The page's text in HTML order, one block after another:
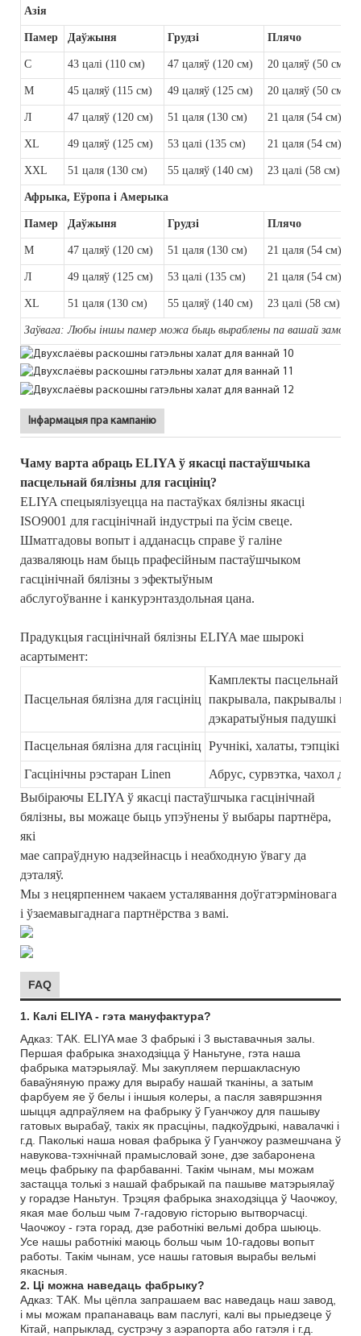
Азія
Памер Даўжыня Грудзі Плячо
С 43 цалі (110 см) 47 цаляў (120 см) 20 цаляў (50 см)
М 45 цаляў (115 см) 49 цаляў (125 см) 20 цаляў (50 см)
Л 47 цаляў (120 см) 51 цаля (130 см) 21 цаля (54 см)
XL 49 цаляў (125 см) 53 цалі (135 см) 21 цаля (54 см)
XXL 51 цаля (130 см) 55 цаляў (140 см) 23 цалі (58 см)
Афрыка, Еўропа і Амерыка
Памер Даўжыня Грудзі Плячо
М 47 цаляў (120 см) 51 цаля (130 см) 21 цаля (54 см)
Л 49 цаляў (125 см) 53 цалі (135 см) 21 цаля (54 см)
XL 51 цаля (130 см) 55 цаляў (140 см) 23 цалі (58 см)
Заўвага: Любы іншы памер можа быць выраблены па вашай замове.
Інфармацыя пра кампанію
Чаму варта абраць ELIYA ў якасці пастаўшчыка
пасцельнай бялізны для гасцініц?
ELIYA спецыялізуецца на пастаўках бялізны якасці
ISO9001 для гасцінічнай індустрыі па ўсім свеце.
Шматгадовы вопыт і адданасць справе ў галіне
дазваляюць нам быць прафесійным пастаўшчыком
гасцінічнай бялізны з эфектыўным
абслугоўванне і канкурэнтаздольная цана.
Прадукцыя гасцінічнай бялізны ELIYA мае шырокі
асартымент:
Пасцельная бялізна для гасцініц
Камплекты пасцельнай
пакрывала, пакрывалы на
дэкаратыўныя падушкі
Пасцельная бялізна для гасцініц Ручнікі, халаты, тэпцікі
Гасцінічны рэстаран Linen
Абрус, сурвэтка, чахол для
Выбіраючы ELIYA ў якасці пастаўшчыка гасцінічнай
бялізны, вы можаце быць упэўнены ў выбары партнёра,
які
мае сапраўдную надзейнасць і неабходную ўвагу да
дэталяў.
Мы з нецярпеннем чакаем усталявання доўгатэрміновага
і ўзаемавыгаднага партнёрства з вамі.
FAQ
1. Калі ELIYA - гэта мануфактура?
Адказ: ТАК. ELIYA мае 3 фабрыкі і 3 выставачныя залы.
Першая фабрыка знаходзіцца ў Наньтуне, гэта наша
фабрыка матэрыялаў. Мы закупляем першакласную
баваўняную пражу для вырабу нашай тканіны, а затым
фарбуем яе ў белы і іншыя колеры, а пасля завяршэння
шыцця адпраўляем на фабрыку ў Гуанчжоу для пашыву
гатовых вырабаў, такіх як прасціны, падкоўдрыкі, навалачкі і
г.д. Паколькі наша новая фабрыка ў Гуанчжоу размешчана ў
навукова-тэхнічнай прамысловай зоне, дзе забаронена
мець фабрыку па фарбаванні. Такім чынам, мы можам
застацца толькі з нашай фабрыкай па пашыве матэрыялаў
у горадзе Наньтун. Трэцяя фабрыка знаходзіцца ў Чаочжоу,
якая мае больш чым 7-гадовую гісторыю вытворчасці.
Чаочжоу - гэта горад, дзе работнікі вельмі добра шыюць.
Усе нашы работнікі маюць больш чым 10-гадовы вопыт
работы. Такім чынам, усе нашы гатовыя вырабы вельмі
якасныя.
2. Ці можна наведаць фабрыку?
Адказ: ТАК. Мы цёпла запрашаем вас наведаць наш завод,
і мы можам прапанаваць вам паслугі, калі вы прыедзеце ў
Кітай, напрыклад, сустрэчу з аэрапорта або гатэля і г.д.